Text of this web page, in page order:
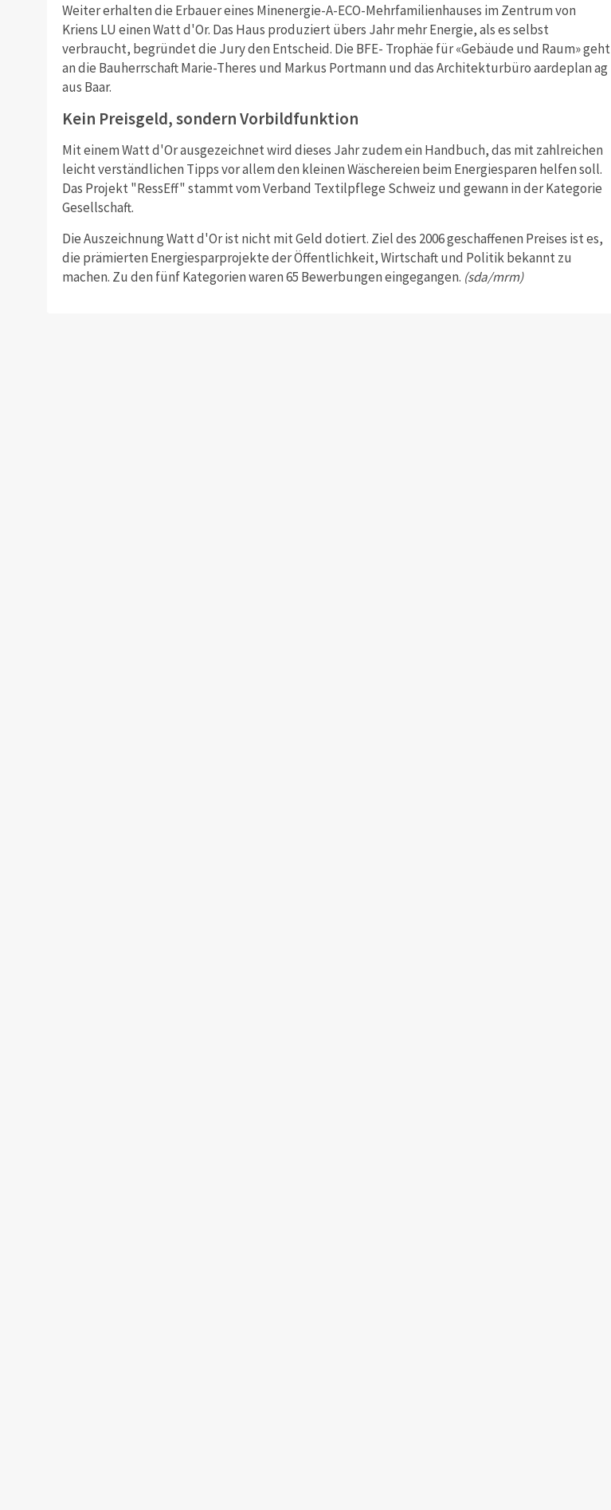
Weiter erhalten die Erbauer eines Minenergie-A-ECO-Mehrfamilienhauses im Zentrum von
Kriens LU einen Watt d'Or. Das Haus produziert übers Jahr mehr Energie, als es selbst
verbraucht, begründet die Jury den Entscheid. Die BFE- Trophäe für «Gebäude und Raum» geht
an die Bauherrschaft Marie-Theres und Markus Portmann und das Architekturbüro aardeplan ag
aus Baar.
Kein Preisgeld, sondern Vorbildfunktion
Mit einem Watt d'Or ausgezeichnet wird dieses Jahr zudem ein Handbuch, das mit zahlreichen
leicht verständlichen Tipps vor allem den kleinen Wäschereien beim Energiesparen helfen soll.
Das Projekt "RessEff" stammt vom Verband Textilpflege Schweiz und gewann in der Kategorie
Gesellschaft.
Die Auszeichnung Watt d'Or ist nicht mit Geld dotiert. Ziel des 2006 geschaffenen Preises ist es,
die prämierten Energiesparprojekte der Öffentlichkeit, Wirtschaft und Politik bekannt zu
machen. Zu den fünf Kategorien waren 65 Bewerbungen eingegangen. (sda/mrm)